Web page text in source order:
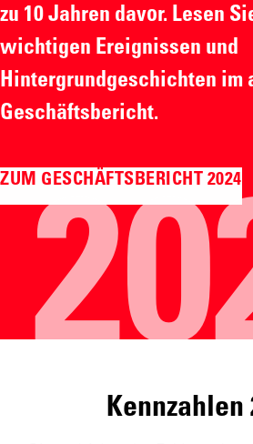
zu 10 Jahren davor. Lesen
wichtigen Ereignissen und
Hintergrundgeschichten im
Geschäftsbericht.
ZUM GESCHÄFTSBERICHT 2024
Kennzahlen